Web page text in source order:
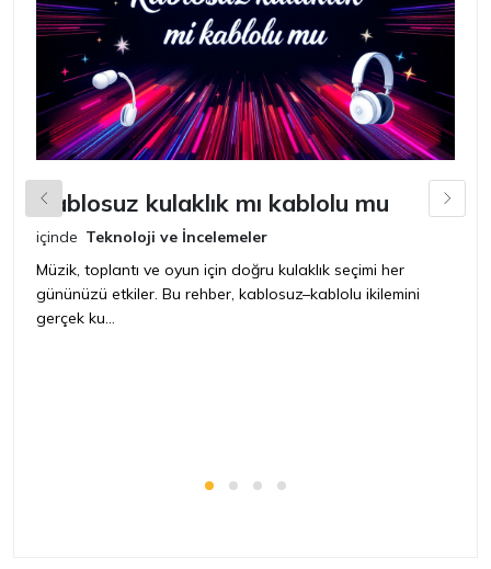
Kablosuz kulaklık mı kablolu mu
içinde Teknoloji ve İncelemeler
Müzik, toplantı ve oyun için doğru kulaklık seçimi her
gününüzü etkiler. Bu rehber, kablosuz–kablolu ikilemini
gerçek ku...